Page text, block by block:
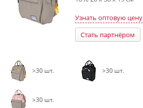
Узнать оптовую цену
Стать партнёром
>30 шт. >30 шт.
>30 шт.